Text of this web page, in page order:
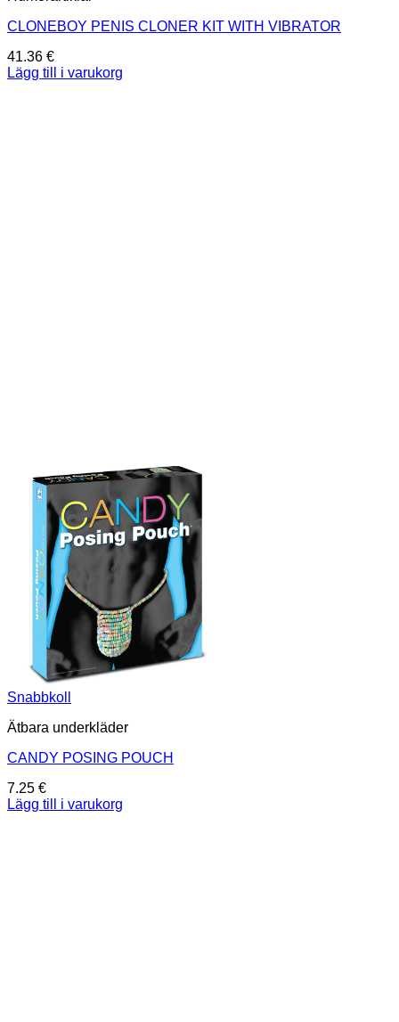
CLONEBOY PENIS CLONER KIT WITH VIBRATOR
41.36 €
Lägg till i varukorg
Snabbkoll
Ätbara underkläder
CANDY POSING POUCH
7.25 €
Lägg till i varukorg